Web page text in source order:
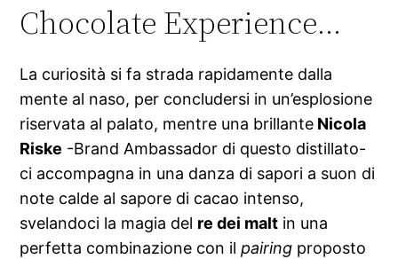
Chocolate Experience…
La curiosità si fa strada rapidamente dalla
mente al naso, per concludersi in un’esplosione
riservata al palato, mentre una brillante Nicola
Riske -Brand Ambassador di questo distillato-
ci accompagna in una danza di sapori a suon di
note calde al sapore di cacao intenso,
svelandoci la magia del re dei malt in una
perfetta combinazione con ilpairing proposto